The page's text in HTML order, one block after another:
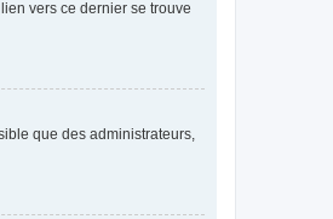
vers ce dernier se trouve
que des administrateurs,